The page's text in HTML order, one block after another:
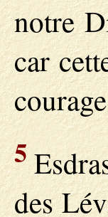
notre
car
5
des